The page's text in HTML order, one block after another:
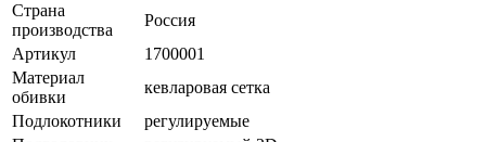
Страна
производства
Россия
Артикул
1700001
Материал
обивки
кевларовая сетка
Подлокотники
регулируемые